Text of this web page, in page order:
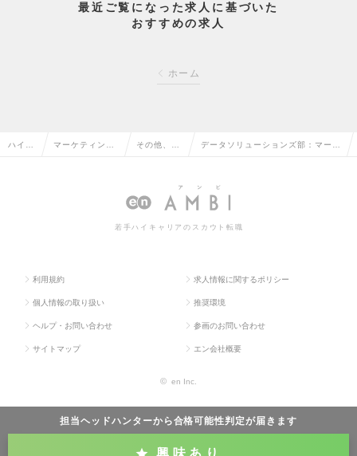
最近ご覧になった求人に基づいた
おすすめの求人
ホーム
担当ヘッドハンターから合格可能性判定が届きます
興味あり
ハイク マーケティン その他、マ
グ系の転職
データソリューションズ部：マーケ
（大阪）Mgrクラスの求人情報
若手ハイキャリアのスカウト転職
利用規約 求人情報に関するポリシー
個人情報の取り扱い 推奨環境
ヘルプ・お問い合わせ 参画のお問い合わせ
サイトマップ エン会社概要
© en Inc.